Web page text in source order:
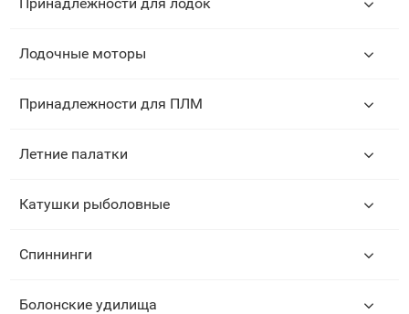
Лодочные моторы
Принадлежности для ПЛМ
Летние палатки
Катушки рыболовные
Спиннинги
Болонские удилища